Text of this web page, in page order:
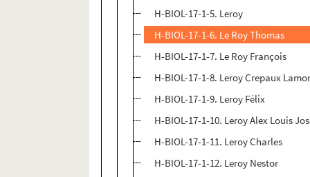
H-BIOL-17-1-5. Leroy
H-BIOL-17-1-6. Le Roy Thomas
H-BIOL-17-1-7. Le Roy François
H-BIOL-17-1-8. Leroy Crepaux
H-BIOL-17-1-9. Leroy Félix
H-BIOL-17-1-10. Leroy Alex Louis
H-BIOL-17-1-11. Leroy Charles
H-BIOL-17-1-12. Leroy Nestor